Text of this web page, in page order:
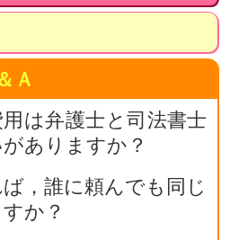
Ａ
は弁護士と司法書士
ありますか？
，誰に頼んでも同じ
か？